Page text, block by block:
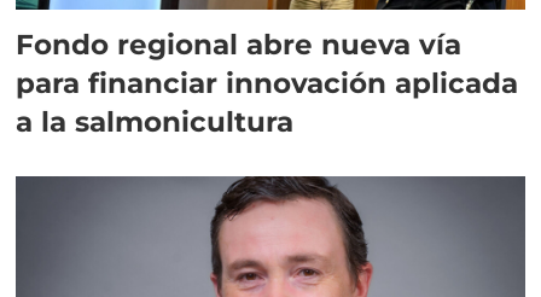
Fondo regional abre nueva vía
para financiar innovación aplicada
a la salmonicultura